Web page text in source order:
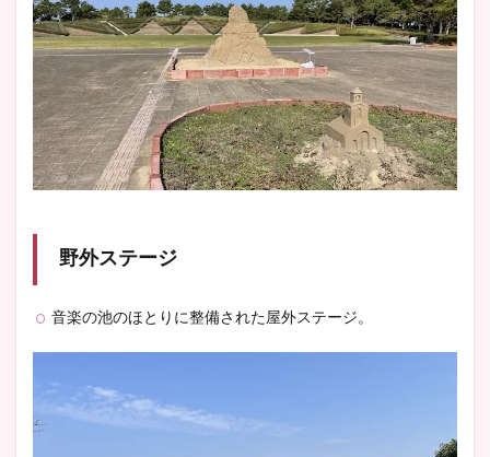
野外ステージ
音楽の池のほとりに整備された屋外ステージ。